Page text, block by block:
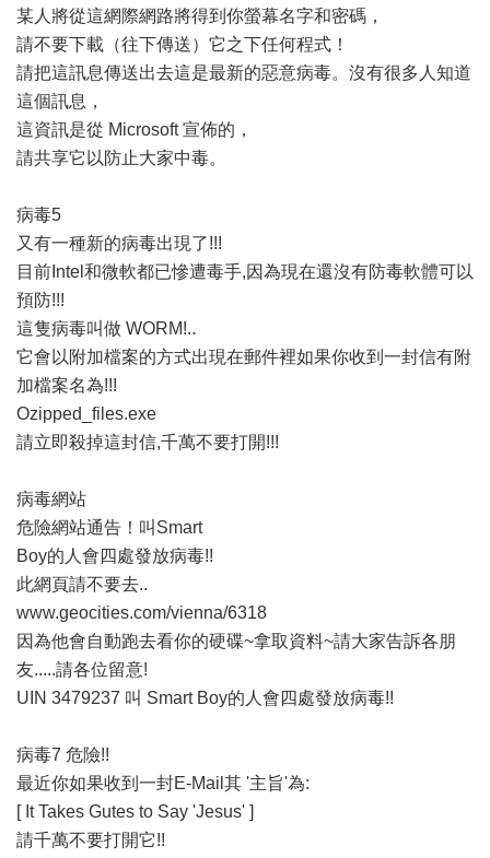
某人將從這網際網路將得到你螢幕名字和密碼，
請不要下載（往下傳送）它之下任何程式！
請把這訊息傳送出去這是最新的惡意病毒。沒有很多人知道
這個訊息，
這資訊是從 Microsoft 宣佈的，
請共享它以防止大家中毒。
病毒5
又有一種新的病毒出現了!!!
目前Intel和微軟都已慘遭毒手,因為現在還沒有防毒軟體可以
預防!!!
這隻病毒叫做 WORM!‥
它會以附加檔案的方式出現在郵件裡如果你收到一封信有附
加檔案名為!!!
Ozipped_files.exe
請立即殺掉這封信,千萬不要打開!!!
病毒網站
危險網站通告！叫Smart
Boy的人會四處發放病毒!!
此網頁請不要去..
www.geocities.com/vienna/6318
因為他會自動跑去看你的硬碟~拿取資料~請大家告訴各朋
友.....請各位留意!
UIN 3479237 叫 Smart Boy的人會四處發放病毒!!
病毒7 危險!!
最近你如果收到一封E-Mail其 '主旨'為:
[ It Takes Gutes to Say 'Jesus' ]
請千萬不要打開它!!